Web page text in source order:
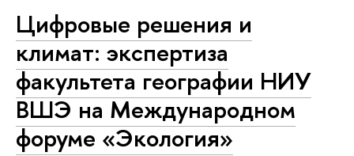
Цифровые решения и
климат: экспертиза
факультета географии НИУ
ВШЭ на Международном
форуме «Экология»